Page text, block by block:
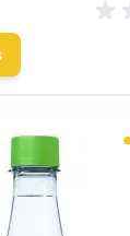
disponibles :